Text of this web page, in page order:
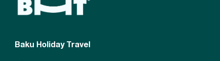
Baku Holiday Travel